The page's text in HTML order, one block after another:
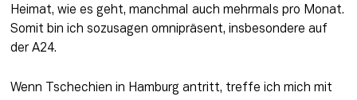
Heimat, wie es geht, manchmal auch mehrmals pro Monat.
Somit bin ich sozusagen omnipräsent, insbesondere auf
der A24.
Wenn Tschechien in Hamburg antritt, treffe ich mich mit